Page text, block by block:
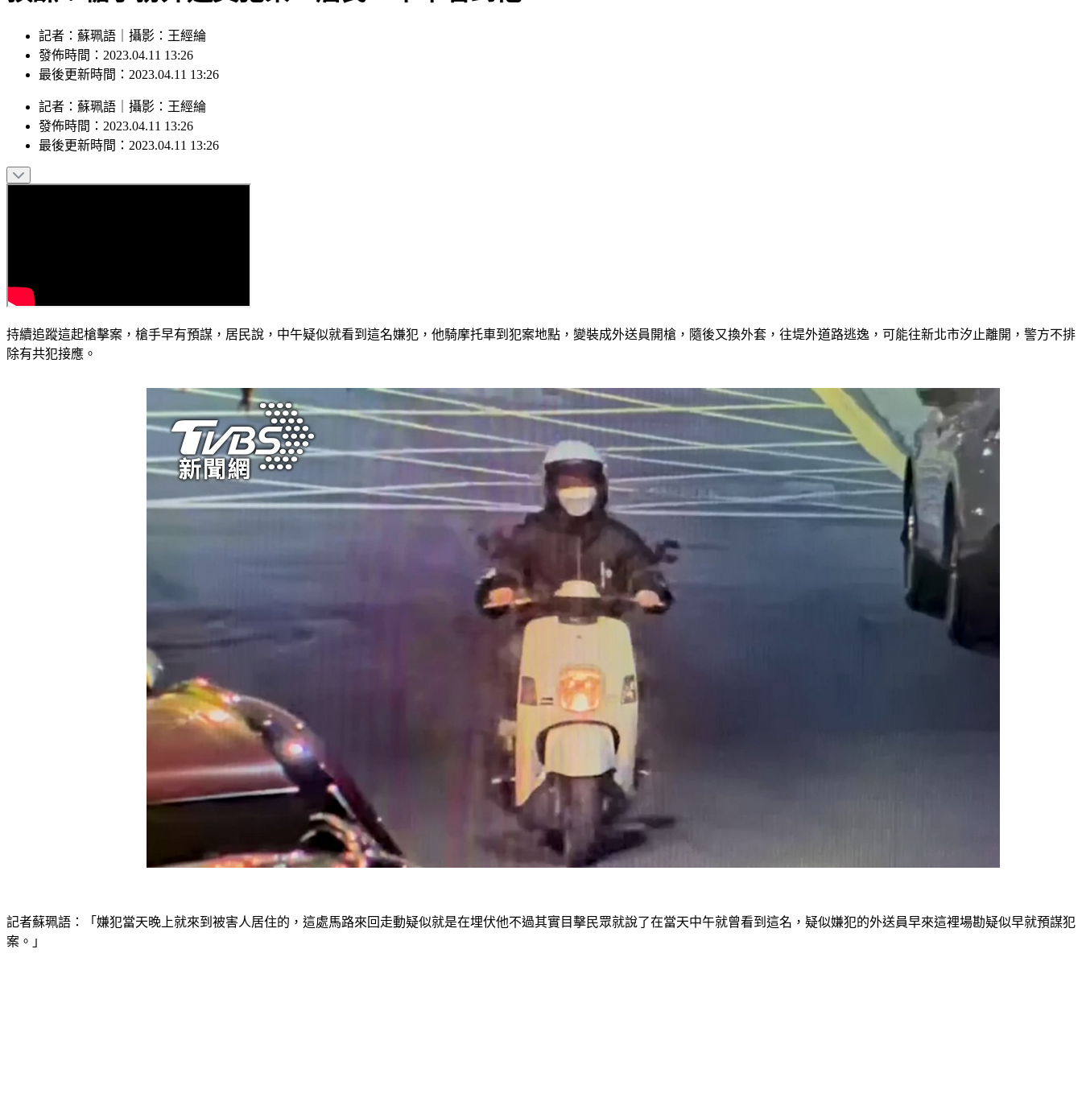
記者：蘇珮語｜攝影：王經綸
發佈時間：2023.04.11 13:26
最後更新時間：2023.04.11 13:26
記者 ： 蘇珮語 攝影 ： 王經綸
發佈時間： 2023.04.11 13:26
最後更新時間： 2023.04.11 13:26
持續追蹤這起槍擊案，槍手早有預謀，居民說，中午疑似就看到這名嫌犯，他騎摩托車到犯案地點，變裝成外送員開槍，隨後又換外套，往堤外道路逃逸，可能往新北市汐止離開，警方不排
除有共犯接應。
記者蘇珮語：「嫌犯當天晚上就來到被害人居住的，這處馬路來回走動疑似就是在埋伏他不過其實目擊民眾就說了在當天中午就曾看到這名，疑似嫌犯的外送員早來這裡場勘疑似早就預謀犯
案。」